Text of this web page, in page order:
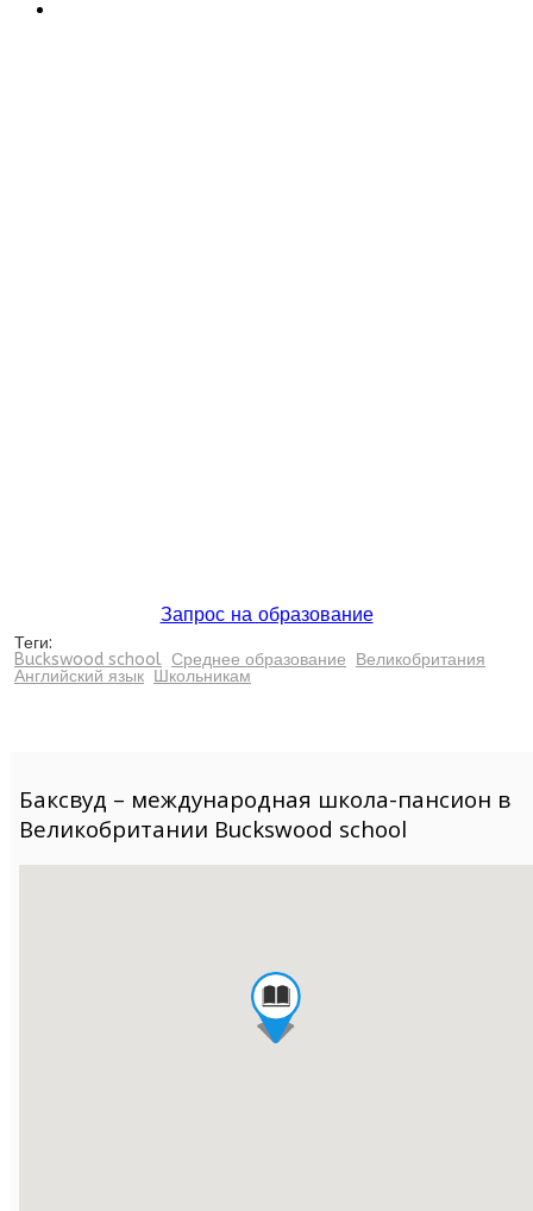
Запрос на образование
Теги:
Buckswood school Среднее образование Великобритания
Английский язык Школьникам
Баксвуд – международная школа-пансион в
Великобритании Buckswood school